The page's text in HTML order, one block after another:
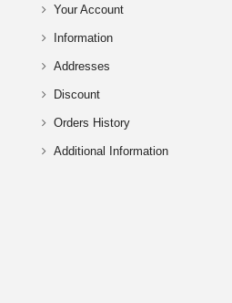
Your Account
Information
Addresses
Discount
Orders History
Additional Information